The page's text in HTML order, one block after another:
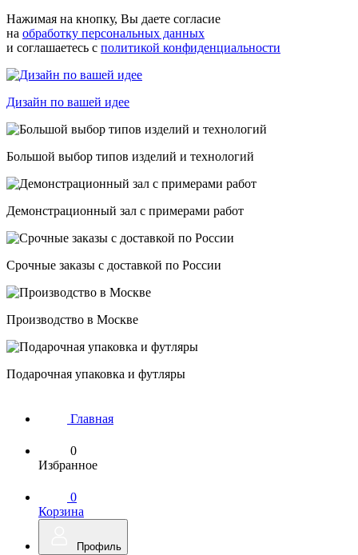
Нажимая на кнопку, Вы даете согласие
на обработку персональных данных
и соглашаетесь с политикой конфиденциальности
Дизайн по вашей идее
Большой выбор типов изделий и технологий
Демонстрационный зал с примерами работ
Срочные заказы с доставкой по России
Производство в Москве
Подарочная упаковка и футляры
Главная
0
Избранное
0
Корзина
Профиль